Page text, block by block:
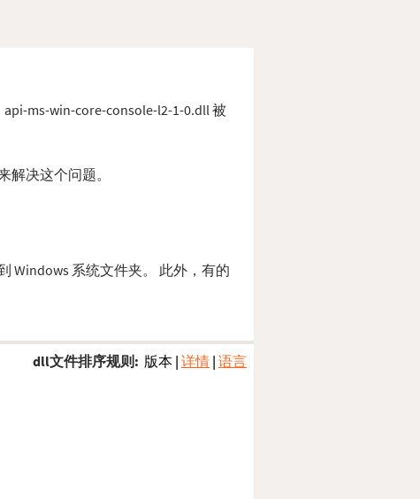
ms-win-core-console-l2-1-0.dll 被
解决这个问题。
Windows 系统文件夹。 此外，有的
dll文件排序规则: 版本 | 详情 | 语言